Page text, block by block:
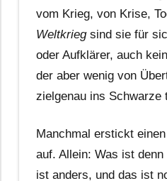
vom Krieg, von Krise,
Weltkriegsind sie für
oder Aufklärer, auch
der aber wenig von
zielgenau ins Schwarze
Manchmal erstickt
auf. Allein: Was ist
ist anders, und das ist